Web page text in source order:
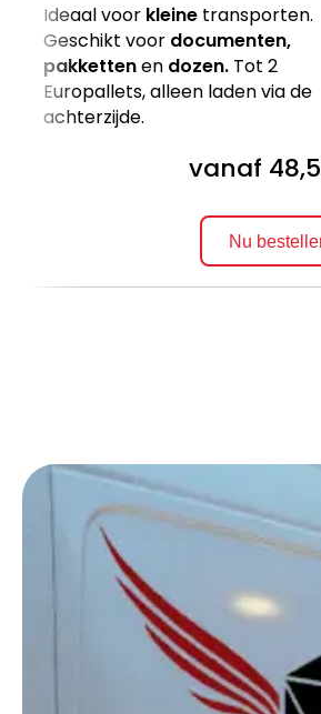
Ideaal voor kleine transporten.
Geschikt voor documenten,
pakkettenen dozen. Tot 2
Europallets, alleen laden via de
achterzijde.
vanaf
Nu